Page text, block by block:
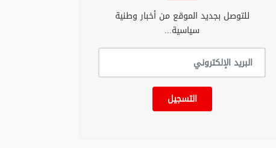
نجاح عملية زراعة رئتين
للمغربية سلمى بفضل
بني ملال.. السجن
النافذ والغرامة لطبيب
رشوة
للتوصل بجديد الموقع من أخبار وطنية
سياسية...
التسجيل